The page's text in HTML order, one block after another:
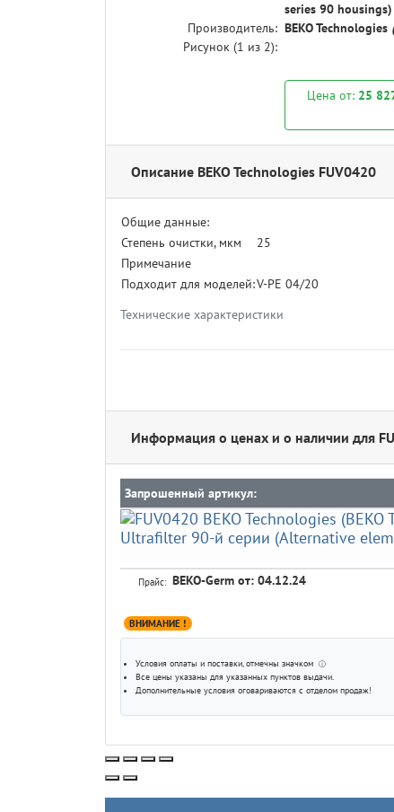
series 90 housings)
Производитель: BEKO Technologies
Рисунок (1 из 2):
Цена от: 25
Описание BEKO Technologies FUV0420
Технические характеристики
Общие данные:
Степень очистки, мкм
25
Примечание
Подходит для моделей:V-PE 04/20
Информация о ценах и о наличии для
Запрошенный артикул:
Прайс: BEKO-Germ от: 04.12.24
ВНИМАНИЕ !
Условия оплаты и поставки, отмечны значком ⓘ
Все цены указаны для указанных пунктов выдачи.
Дополнительные условия оговариваются с отделом продаж!